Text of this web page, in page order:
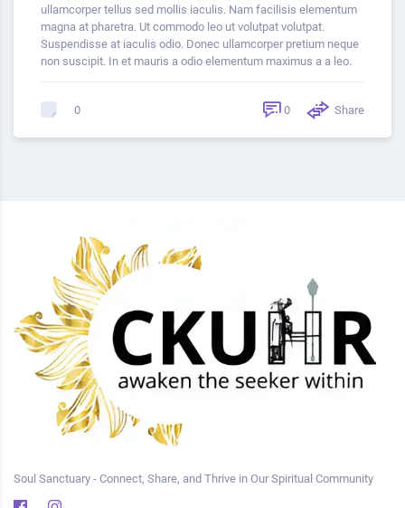
ullamcorper tellus sed mollis iaculis. Nam facilisis elementum
magna at pharetra. Ut commodo leo ut volutpat volutpat.
Suspendisse at iaculis odio. Donec ullamcorper pretium neque
non suscipit. In et mauris a odio elementum maximus a a leo.
0 0 Share
Soul Sanctuary - Connect, Share, and Thrive in Our Spiritual Community